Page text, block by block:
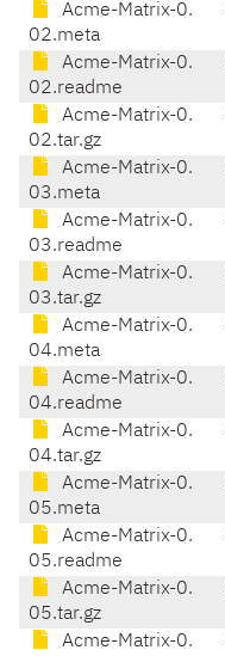
Acme-Matrix-0.
02.meta
Acme-Matrix-0.
02.readme
Acme-Matrix-0.
02.tar.gz
Acme-Matrix-0.
03.meta
Acme-Matrix-0.
03.readme
Acme-Matrix-0.
03.tar.gz
Acme-Matrix-0.
04.meta
Acme-Matrix-0.
04.readme
Acme-Matrix-0.
04.tar.gz
Acme-Matrix-0.
05.meta
Acme-Matrix-0.
05.readme
Acme-Matrix-0.
05.tar.gz
Acme-Matrix-0.